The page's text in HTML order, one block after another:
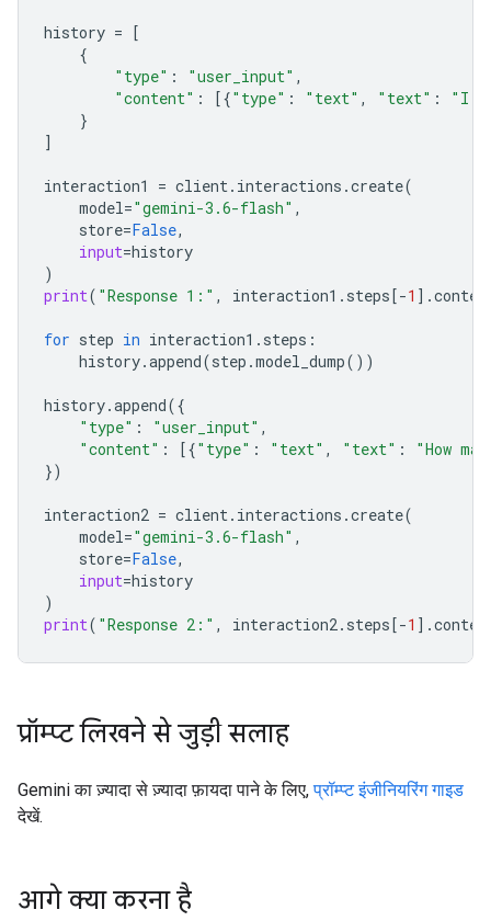
history = [
{
"type" : "user_input" ,
"content" : [{"type" : "text" , "text" :
"I
}
]
interaction1 = client. interactions .create(
model="gemini-3.6-flash" ,
store=False,
input=history
)
print( "Response 1:" , interaction1 . steps[-1 ] .
for step in interaction1 . steps :
history.append(step .model_dump())
history.append({
"type" : "user_input" ,
"content" : [{"type" : "text" , "text" :
"How
})
interaction2 = client. interactions .create(
model="gemini-3.6-flash" ,
store=False,
input=history
)
print( "Response 2:" , interaction2. steps[-1 ] .
प्रॉम्प्ट लिखने से जुड़ी सलाह
Gemini का ज़्यादा से ज़्यादा फ़ायदा पाने के लिए,प्रॉम्प्ट इंजीनियरिंग गाइड
देखें.
आगे क्या करना है